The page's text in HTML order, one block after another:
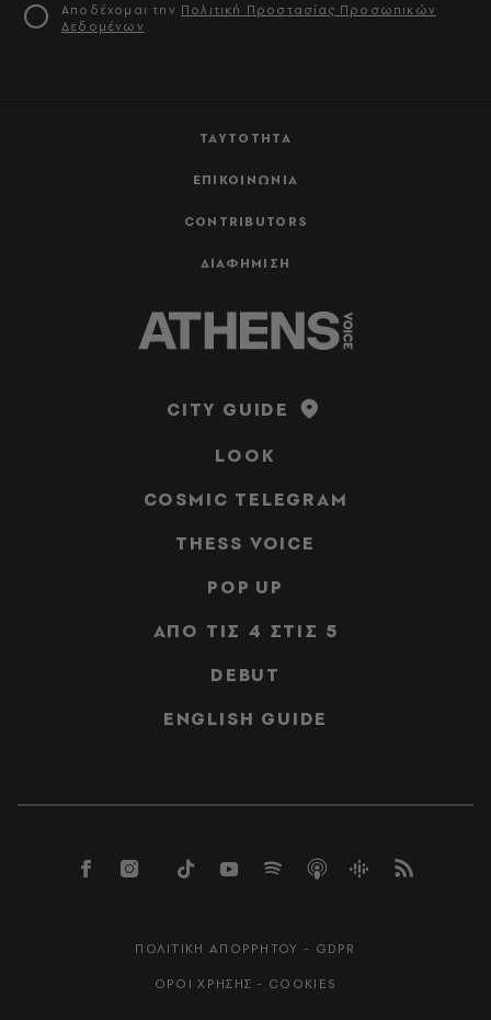
ΤΑΥΤΟΤΗΤΑ
ΕΠΙΚΟΙΝΩΝΙΑ
CONTRIBUTORS
ΔΙΑΦΗΜΙΣΗ
Αποδέχομαι την Πολιτική Προστασίας Προσωπικών
Δεδομένων
CITY GUIDE
LOOK
COSMIC TELEGRAM
THESS VOICE
POP UP
ΑΠΟ ΤΙΣ 4 ΣΤΙΣ 5
DEBUT
ENGLISH GUIDE
ΠΟΛΙΤΙΚΗ ΑΠΟΡΡΗΤΟΥ - GDPR
ΟΡΟΙ ΧΡΗΣΗΣ - COOKIES